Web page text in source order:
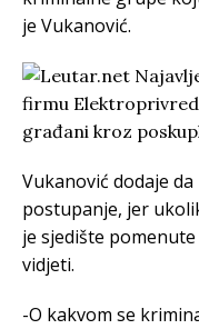
je Vukanović.
Vukanović dodaje
postupanje, jer
je sjedište
vidjeti.
-O kakvom se